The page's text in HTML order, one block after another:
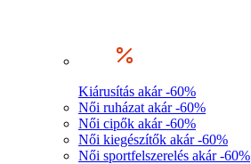
Kiárusítás akár -60%
Női ruházat akár -60%
Női cipők akár -60%
Női kiegészítők akár -60%
Női sportfelszerelés akár -60%